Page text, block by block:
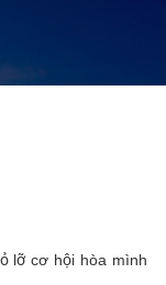
lỡ cơ hội hòa mình